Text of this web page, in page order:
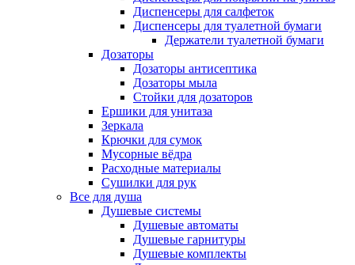
Диспенсеры для салфеток
Диспенсеры для туалетной бумаги
Держатели туалетной бумаги
Дозаторы
Дозаторы антисептика
Дозаторы мыла
Стойки для дозаторов
Ершики для унитаза
Зеркала
Крючки для сумок
Мусорные вёдра
Расходные материалы
Сушилки для рук
Все для душа
Душевые системы
Душевые автоматы
Душевые гарнитуры
Душевые комплекты